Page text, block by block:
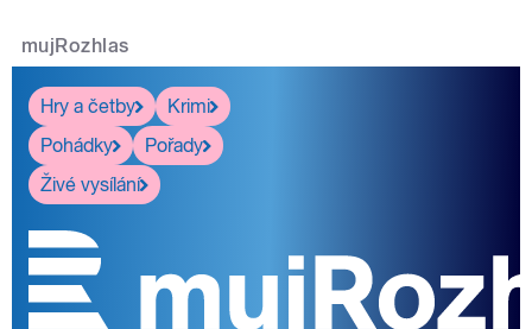
mujRozhlas
Hry a četby
Krimi
Pohádky
Pořady
Živé vysílání